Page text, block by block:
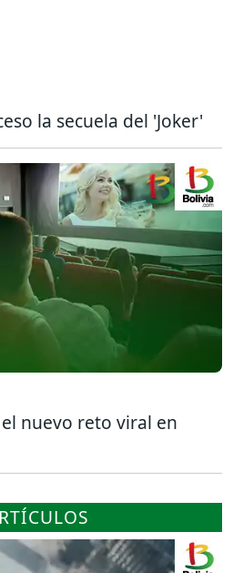
la secuela del 'Joker'
nuevo reto viral en